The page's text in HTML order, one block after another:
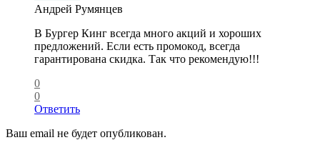
Андрей Румянцев
В Бургер Кинг всегда много акций и хороших
предложений. Если есть промокод, всегда
гарантирована скидка. Так что рекомендую!!!
0
0
Ответить
Ваш email не будет опубликован.